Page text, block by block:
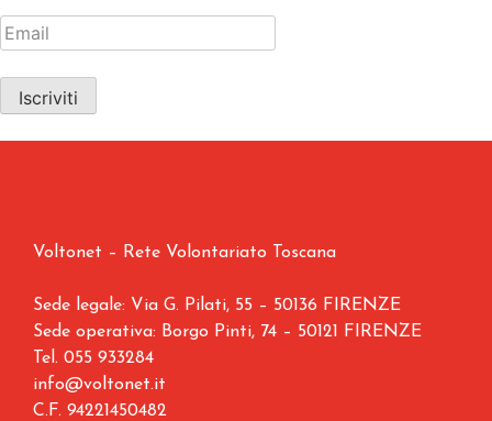
Voltonet – Rete Volontariato Toscana
Sede legale: Via G. Pilati, 55 – 50136 FIRENZE
Sede operativa: Borgo Pinti, 74 – 50121 FIRENZE
Tel. 055 933284
info@voltonet.it
C.F. 94221450482